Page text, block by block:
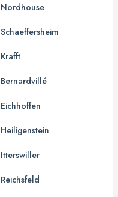
Nordhouse
Schaeffersheim
Krafft
Bernardvillé
Eichhoffen
Heiligenstein
Itterswiller
Reichsfeld